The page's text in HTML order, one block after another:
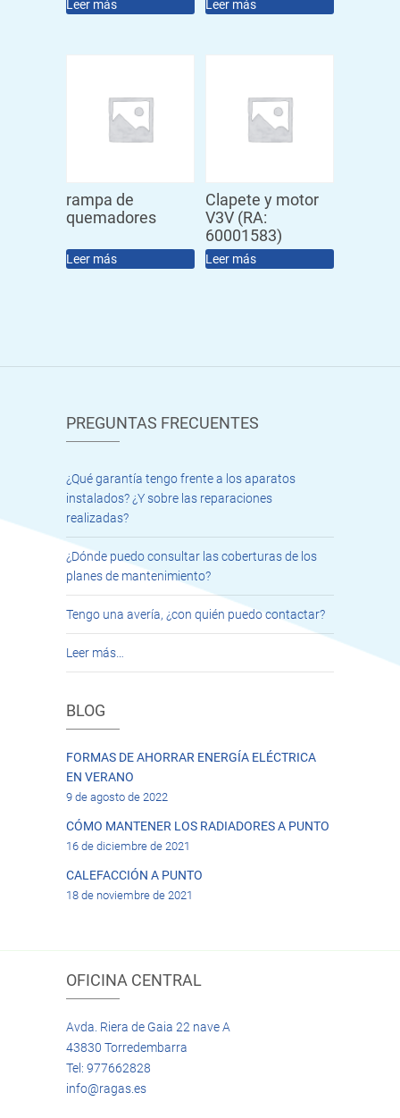
Leer más Leer más
rampa de
quemadores
Leer más
Clapete y motor
V3V (RA:
60001583)
Leer más
PREGUNTAS FRECUENTES
¿Qué garantía tengo frente a los aparatos
instalados? ¿Y sobre las reparaciones
realizadas?
¿Dónde puedo consultar las coberturas de los
planes de mantenimiento?
Tengo una avería, ¿con quién puedo contactar?
Leer más…
BLOG
FORMAS DE AHORRAR ENERGÍA ELÉCTRICA
EN VERANO
9 de agosto de 2022
CÓMO MANTENER LOS RADIADORES A PUNTO
16 de diciembre de 2021
CALEFACCIÓN A PUNTO
18 de noviembre de 2021
OFICINA CENTRAL
Avda. Riera de Gaia 22 nave A
43830 Torredembarra
Tel: 977662828
info@ragas.es